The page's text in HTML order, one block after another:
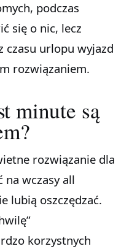
podczas
się o nic, lecz
czasu urlopu wyjazd
rozwiązaniem.
minute są
rozwiązanie dla
na wczasy all
lubią oszczędzać.
korzystnych